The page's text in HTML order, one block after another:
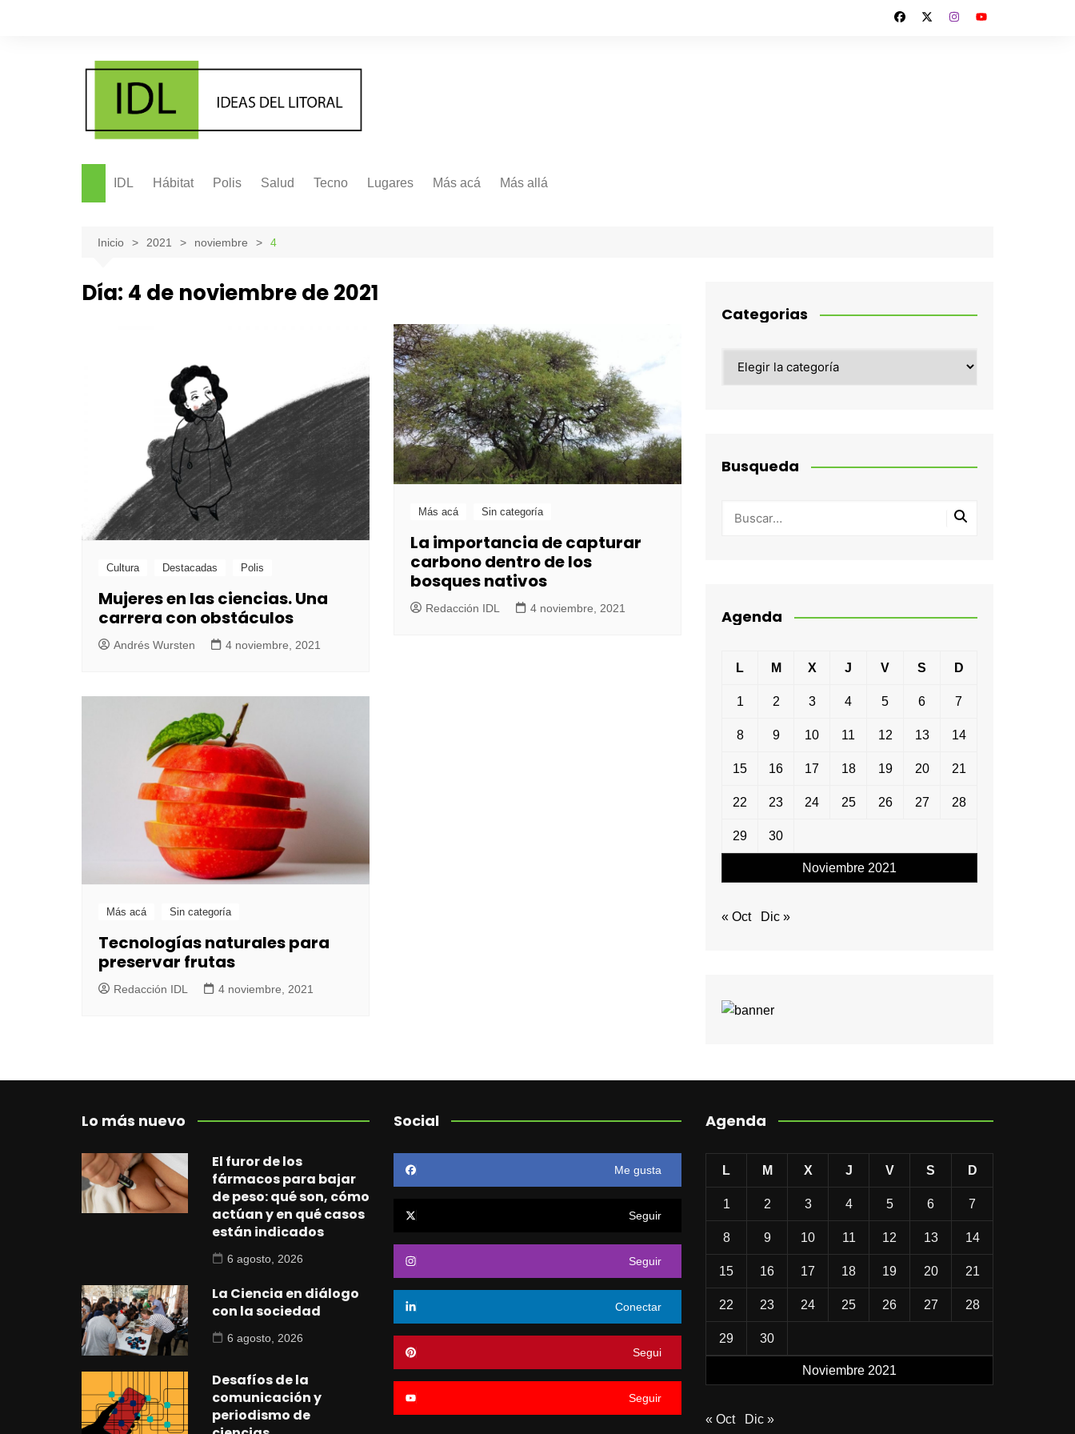
IDL Hábitat Polis Salud Tecno Lugares Más acá Más allá
Inicio 2021 noviembre 4
Día: 4 de noviembre de 2021
Cultura Destacadas Polis
Mujeres en las ciencias. Una
carrera con obstáculos
Andrés Wursten 4 noviembre, 2021
Más acá Sin categoría
La importancia de capturar
carbono dentro de los
bosques nativos
Redacción IDL 4 noviembre, 2021
Más acá Sin categoría
Tecnologías naturales para
preservar frutas
Redacción IDL 4 noviembre, 2021
Categorias
Busqueda
Agenda
Noviembre 2021
L M X J V S D
1 2 3 4 5 6 7
8 9 10 11 12 13 14
15 16 17 18 19 20 21
22 23 24 25 26 27 28
29 30
« Oct Dic »
Lo más nuevo
El furor de los
fármacos para bajar
de peso: qué son, cómo
actúan y en qué casos
están indicados
6 agosto, 2026
La Ciencia en diálogo
con la sociedad
6 agosto, 2026
Desafíos de la
comunicación y
periodismo de
Social
Me gusta
Seguir
Seguir
Conectar
Segui
Seguir
Agenda
Noviembre 2021
L M X J V S D
1 2 3 4 5 6 7
8 9 10 11 12 13 14
15 16 17 18 19 20 21
22 23 24 25 26 27 28
29 30
« Oct Dic »